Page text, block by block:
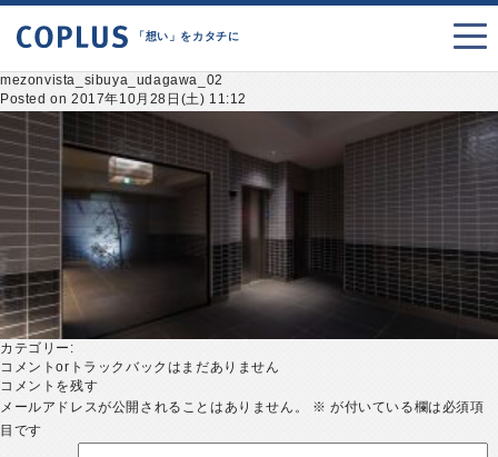
「想い」をカタチに
mezonvista_sibuya_udagawa_02
Posted on 2017年10月28日(土) 11:12
カテゴリー:
コメントorトラックバックはまだありません
コメントを残す
メールアドレスが公開されることはありません。
※ が付いている欄は必須項
目です